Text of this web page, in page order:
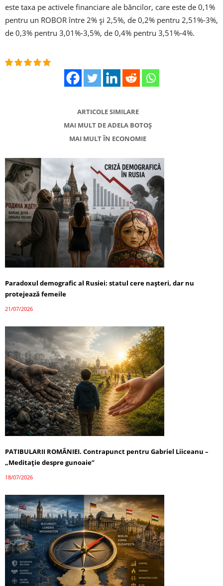
este taxa pe activele financiare ale băncilor, care este de 0,1%
pentru un ROBOR între 2% şi 2,5%, de 0,2% pentru 2,51%-3%,
de 0,3% pentru 3,01%-3,5%, de 0,4% pentru 3,51%-4%.
ARTICOLE SIMILARE
MAI MULT DE ADELA BOTOȘ
MAI MULT ÎN ECONOMIE
Paradoxul demografic al Rusiei: statul cere nașteri, dar nu
protejează femeile
21/07/2026
PATIBULARII ROMÂNIEI. Contrapunct pentru Gabriel Liiceanu –
„Meditație despre gunoaie”
18/07/2026